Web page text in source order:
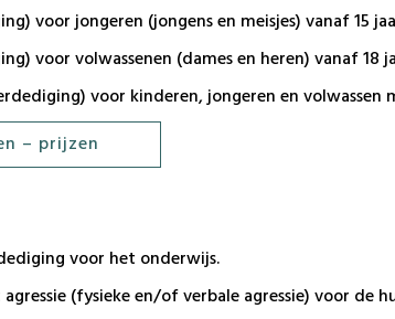
voor jongeren (jongens en meisjes) vanaf 15
voor volwassenen (dames en heren) vanaf 18
voor kinderen, jongeren en
– prijzen
voor het onderwijs.
(fysieke en/of verbale agressie) voor de